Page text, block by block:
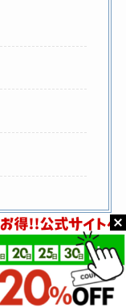
初心者でも気